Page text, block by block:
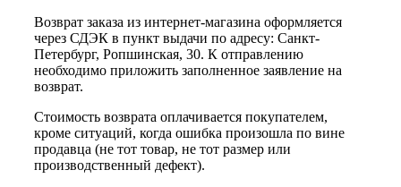
Возврат заказа из интернет-магазина оформляется
через СДЭК в пункт выдачи по адресу: Санкт-
Петербург, Ропшинская, 30. К отправлению
необходимо приложить заполненное заявление на
возврат.
Стоимость возврата оплачивается покупателем,
кроме ситуаций, когда ошибка произошла по вине
продавца (не тот товар, не тот размер или
производственный дефект).